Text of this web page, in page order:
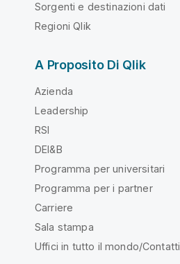
Sorgenti e destinazioni dati
Regioni Qlik
A Proposito Di Qlik
Azienda
Leadership
RSI
DEI&B
Programma per universitari
Programma per i partner
Carriere
Sala stampa
Uffici in tutto il mondo/Contatti